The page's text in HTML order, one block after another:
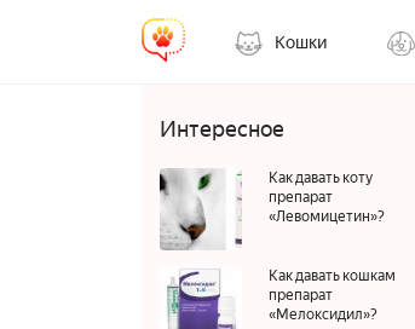
Кошки
Интересное
Как давать коту
препарат
«Левомицетин»?
Как давать кошкам
препарат
«Мелоксидил»?